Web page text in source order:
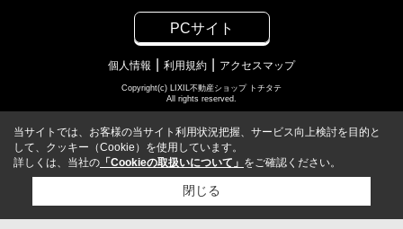
PCサイト
個人情報 利用規約 アクセスマップ
Copyright(c) LIXIL不動産ショップ トチタテ
All rights reserved.
当サイトでは、お客様の当サイト利用状況把握、サービス向上検討を目的と
して、クッキー（Cookie）を使用しています。
詳しくは、当社の 「Cookieの取扱いについて」 をご確認ください。
閉じる